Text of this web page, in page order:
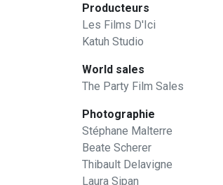
Producteurs
Les Films D'Ici
Katuh Studio
World sales
The Party Film Sales
Photographie
Stéphane Malterre
Beate Scherer
Thibault Delavigne
Laura Sipan